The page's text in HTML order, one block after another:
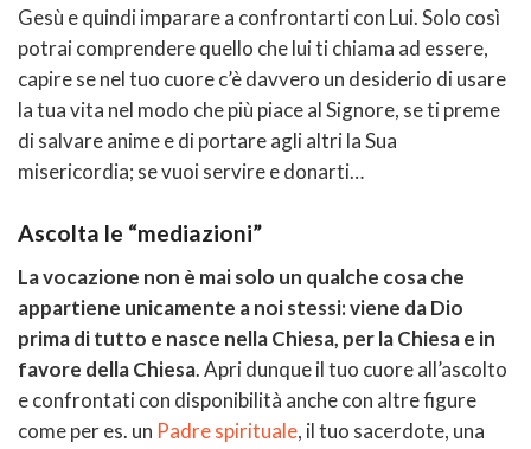
Gesù e quindi imparare a confrontarti con Lui. Solo così
potrai comprendere quello che lui ti chiama ad essere,
capire se nel tuo cuore c’è davvero un desiderio di usare
la tua vita nel modo che più piace al Signore, se ti preme
di salvare anime e di portare agli altri la Sua
misericordia; se vuoi servire e donarti…
Ascolta le “mediazioni”
La vocazione non è mai solo un qualche cosa che
appartiene unicamente a noi stessi: viene da Dio
prima di tutto e nasce nella Chiesa, per la Chiesa e in
favore della Chiesa. Apri dunque il tuo cuore all’ascolto
e confrontati con disponibilità anche con altre figure
come per es. un Padre spirituale, il tuo sacerdote, una